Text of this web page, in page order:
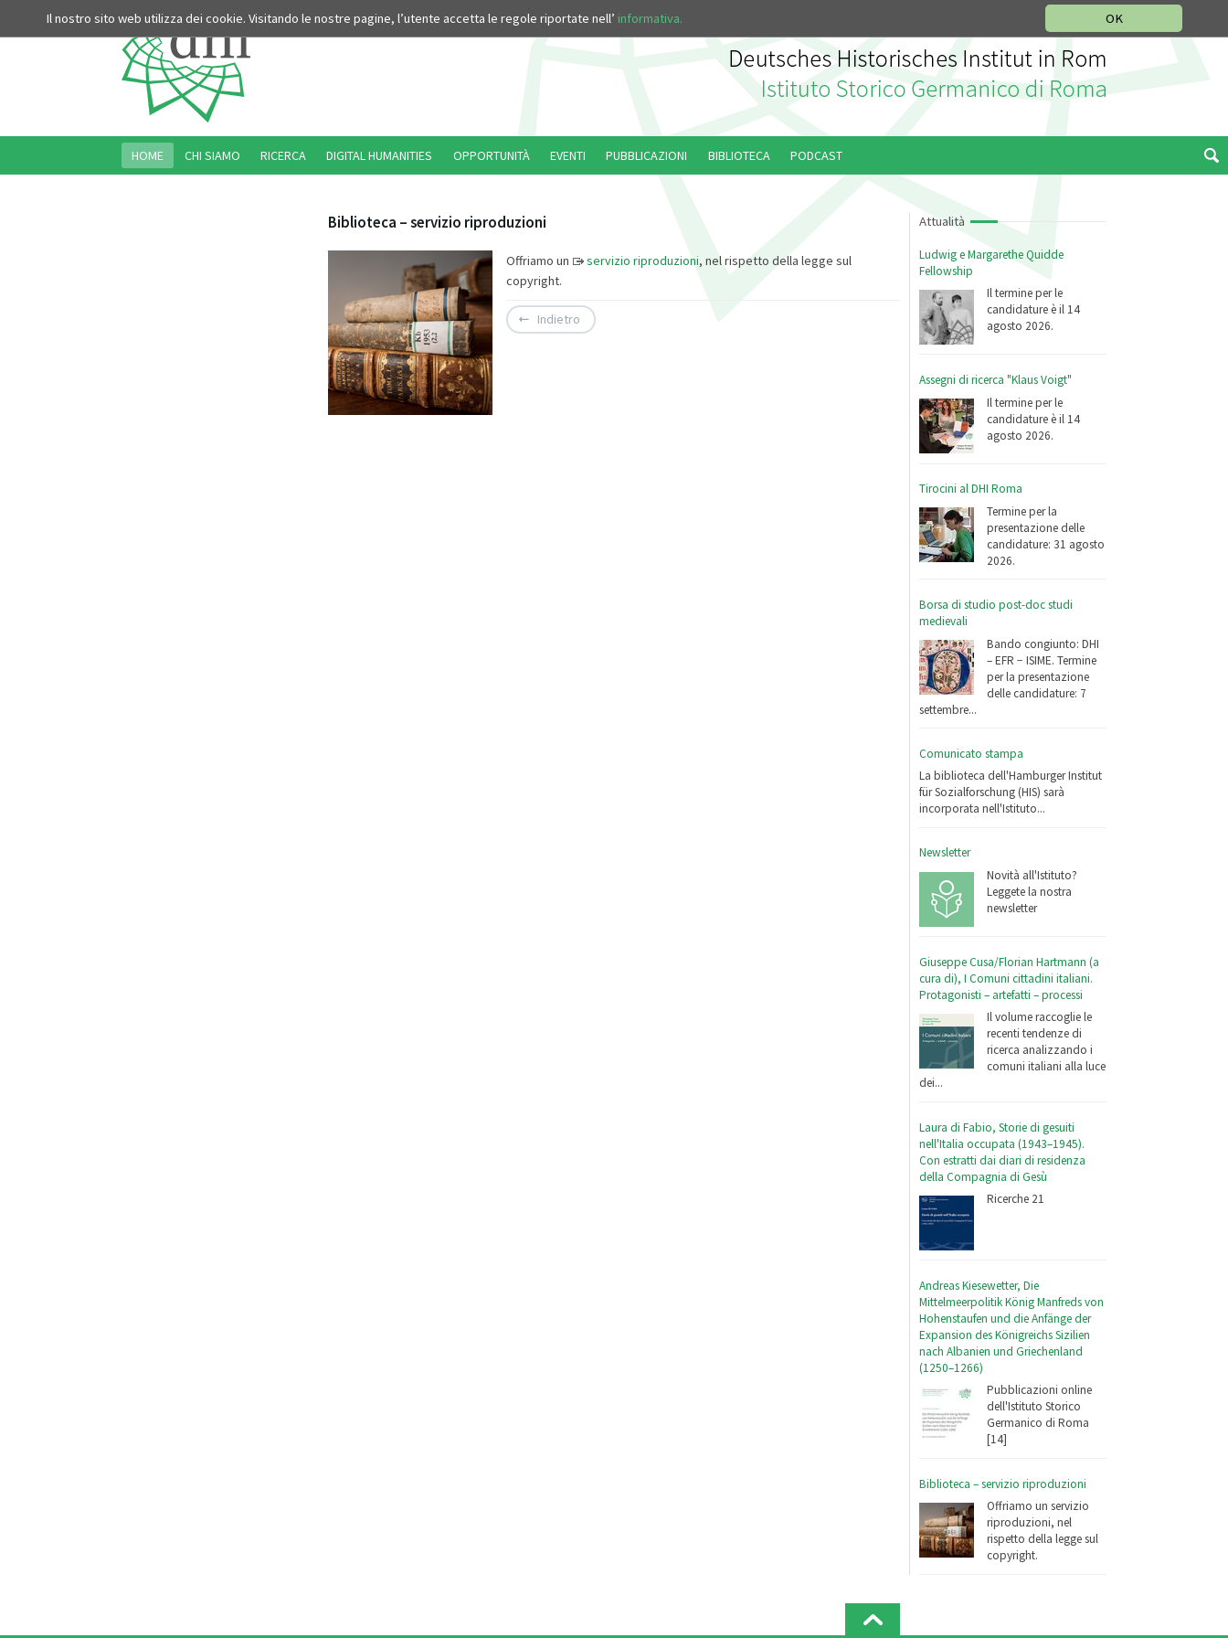
OK
Il nostro sito web utilizza dei cookie. Visitando le nostre pagine, l’utente accetta le regole riportate nell’ informativa.
Attualità
Ludwig e Margarethe Quidde
Fellowship
Il termine per le
candidature è il 14
agosto 2026.
Assegni di ricerca "Klaus Voigt"
Il termine per le
candidature è il 14
agosto 2026.
Tirocini al DHI Roma
Termine per la
presentazione delle
candidature: 31 agosto
2026.
Borsa di studio post-doc studi
medievali
Bando congiunto: DHI
– EFR − ISIME. Termine
per la presentazione
delle candidature: 7
settembre...
Comunicato stampa
La biblioteca dell'Hamburger Institut
für Sozialforschung (HIS) sarà
incorporata nell'Istituto...
Newsletter
Novità all'Istituto?
Leggete la nostra
newsletter
Giuseppe Cusa/Florian Hartmann (a
cura di), I Comuni cittadini italiani.
Protagonisti – artefatti – processi
Il volume raccoglie le
recenti tendenze di
ricerca analizzando i
comuni italiani alla luce
dei...
Laura di Fabio, Storie di gesuiti
nell'Italia occupata (1943–1945).
Con estratti dai diari di residenza
della Compagnia di Gesù
Ricerche 21
Andreas Kiesewetter, Die
Mittelmeerpolitik König Manfreds von
Hohenstaufen und die Anfänge der
Expansion des Königreichs Sizilien
nach Albanien und Griechenland
(1250–1266)
Pubblicazioni online
dell'Istituto Storico
Germanico di Roma
[14]
Biblioteca – servizio riproduzioni
Offriamo un servizio
riproduzioni, nel
rispetto della legge sul
copyright.
Biblioteca – servizio riproduzioni
Offriamo un servizio riproduzioni, nel rispetto della legge sul
copyright.
Indietro
HOME CHI SIAMO RICERCA DIGITAL HUMANITIES OPPORTUNITÀ EVENTI PUBBLICAZIONI BIBLIOTECA PODCAST